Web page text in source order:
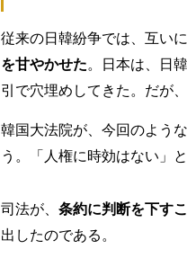
従来の日韓紛争では、互い
を甘やかせた。日本は、日
引で穴埋めしてきた。だが、
韓国大法院が、今回のよう
う。「人権に時効はない」
司法が、 条約に判断を下す
出したのである。